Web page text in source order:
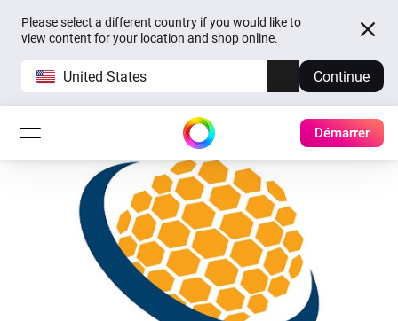
Please select a different country if you would like to
view content for your location and shop online.
United States Continue
Démarrer